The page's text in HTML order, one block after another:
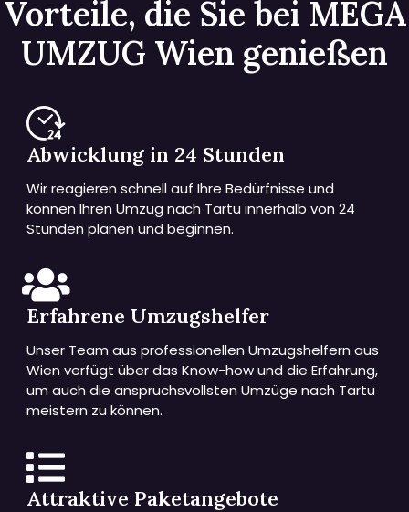
Vorteile, die Sie bei MEGA
UMZUG Wien genießen
Abwicklung in 24 Stunden
Wir reagieren schnell auf Ihre Bedürfnisse und
können Ihren Umzug nach Tartu innerhalb von 24
Stunden planen und beginnen.
Erfahrene Umzugshelfer
Unser Team aus professionellen Umzugshelfern aus
Wien verfügt über das Know-how und die Erfahrung,
um auch die anspruchsvollsten Umzüge nach Tartu
meistern zu können.
Attraktive Paketangebote